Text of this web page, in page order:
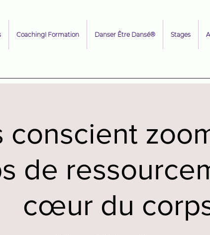
CoachingI Formation Danser Être Dansé® Stages
conscient
de
cœur du